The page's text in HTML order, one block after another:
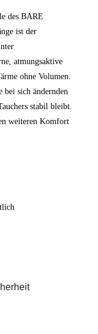
des BARE
ist der
atmungsaktive
ohne Volumen.
bei sich ändernden
stabil bleibt.
weiteren Komfort